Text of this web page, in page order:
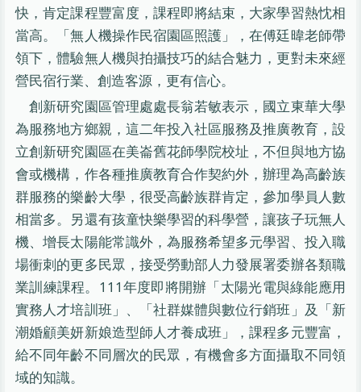
快，肯定課程豐富度，課程即將結束，大家學習熱忱相
當高。「無人機操作民宿園區照護」，在傅廷暐老師帶
領下，體驗無人機與拍攝技巧的結合魅力，更對未來經
營民宿行業、創造客源，更有信心。
創新研究園區管理處處長翁若敏表示，國立東華大學
為服務地方鄉親，這二年投入社區服務及推廣教育，設
立創新研究園區在美崙舊花師學院校址，不但與地方協
會或機構，作各種推廣教育合作契約外，辦理為高齡族
群服務的樂齡大學，很受高齡族群肯定，參加學員人數
相當多。另還有孩童快樂學習的科學營，讓孩子玩無人
機、增長太陽能常識外，為服務希望多元學習、投入職
場衝刺的更多民眾，接受勞動部人力發展署委辦各類職
業訓練課程。111年度即將開辦「太陽光電與綠能應用
實務人才培訓班」、「社群媒體與數位行銷班」及「新
潮婚顧美妍新娘造型師人才養成班」，課程多元豐富，
給不同年齡不同層次的民眾，有機會多方面攝取不同領
域的知識。